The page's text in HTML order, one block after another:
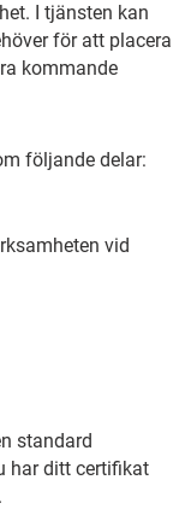
I tjänsten kan
för att placera
kommande
följande delar:
vid
standard
har ditt certifikat